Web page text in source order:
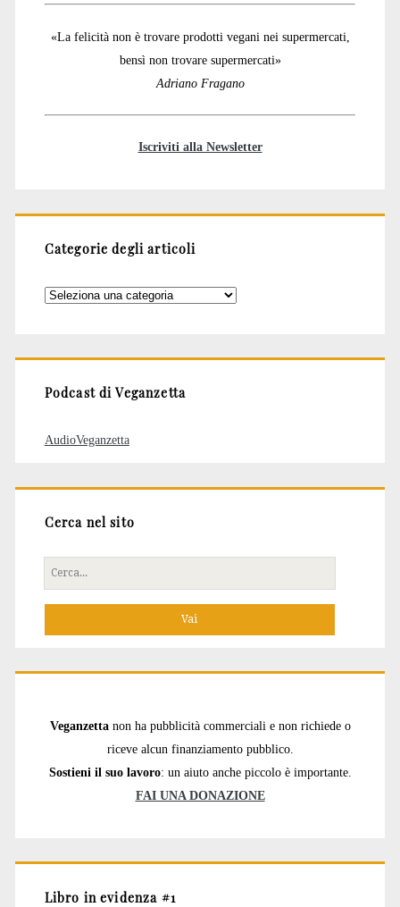
«La felicità non è trovare prodotti vegani nei supermercati,
bensì non trovare supermercati»
Adriano Fragano
Iscriviti alla Newsletter
Categorie degli articoli
Categorie
Podcast di Veganzetta
AudioVeganzetta
Cerca nel sito
Cerca
per:
Veganzetta non ha pubblicità commerciali e non richiede o
riceve alcun finanziamento pubblico.
Sostieni il suo lavoro: un aiuto anche piccolo è importante.
FAI UNA DONAZIONE
Libro in evidenza #1